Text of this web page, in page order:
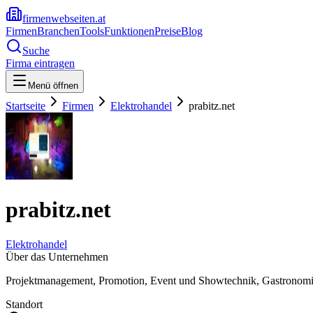
firmenwebseiten.at
FirmenBranchenToolsFunktionenPreiseBlog
Suche
Firma eintragen
Menü öffnen
Startseite Firmen Elektrohandel prabitz.net
prabitz.net
Elektrohandel
Über das Unternehmen
Projektmanagement, Promotion, Event und Showtechnik,
Standort